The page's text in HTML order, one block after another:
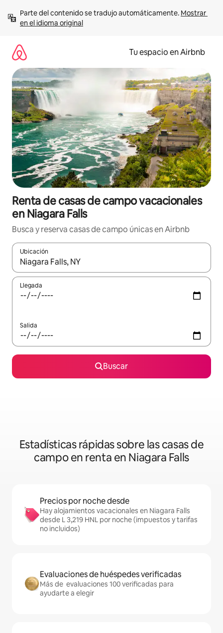
contenido
Parte del contenido se tradujo automáticamente. Mostrar
en el idioma original
Tu espacio en Airbnb
Renta de casas de campo vacacionales
en Niagara Falls
Busca y reserva casas de campo únicas en Airbnb
Ubicación
Cuando los resultados estén disponibles, podrás navegar
Llegada
Salida
Buscar
Estadísticas rápidas sobre las casas de
campo en renta en Niagara Falls
Precios por noche desde
Hay alojamientos vacacionales en Niagara Falls
desde L 3,219 HNL por noche (impuestos y tarifas
no incluidos)
Evaluaciones de huéspedes verificadas
Más de evaluaciones 100 verificadas para
ayudarte a elegir